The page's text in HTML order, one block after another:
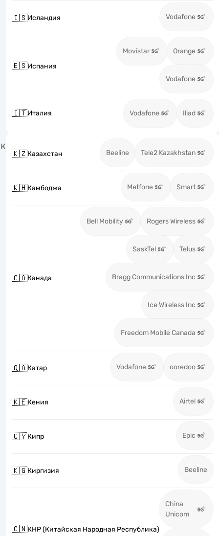
🇮🇸Исландия Vodafone
🇪🇸Испания
Movistar Orange
Vodafone
🇮🇹Италия Vodafone Iliad
К
🇰🇿Казахстан Beeline Tele2 Kazakhstan
🇰🇭Камбоджа Metfone Smart
🇨🇦Канада
Bell Mobility Rogers Wireless
SaskTel Telus
Bragg Communications Inc
Ice Wireless Inc
Freedom Mobile Canada
🇶🇦Катар Vodafone ooredoo
🇰🇪Кения Airtel
🇨🇾Кипр Epic
🇰🇬Киргизия Beeline
🇨🇳КНР (Китайская Народная Республика)
China
Unicom